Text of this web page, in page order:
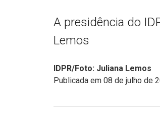
A presidência do
Lemos
IDPR/Foto: Juliana Lemos
Publicada em 08 de julho de